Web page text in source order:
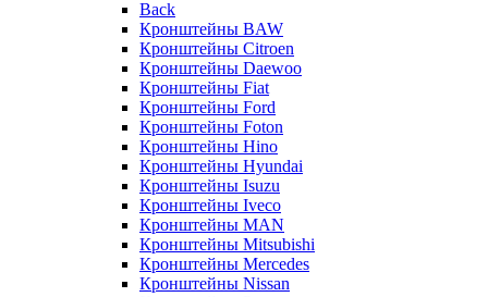
Back
Кронштейны BAW
Кронштейны Citroen
Кронштейны Daewoo
Кронштейны Fiat
Кронштейны Ford
Кронштейны Foton
Кронштейны Hino
Кронштейны Hyundai
Кронштейны Isuzu
Кронштейны Iveco
Кронштейны MAN
Кронштейны Mitsubishi
Кронштейны Mеrcedes
Кронштейны Nissan